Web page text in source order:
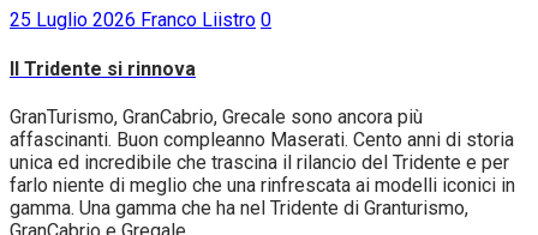
25 Luglio 2026 Franco Liistro 0
Il Tridente si rinnova
GranTurismo, GranCabrio, Grecale sono ancora più
affascinanti. Buon compleanno Maserati. Cento anni di storia
unica ed incredibile che trascina il rilancio del Tridente e per
farlo niente di meglio che una rinfrescata ai modelli iconici in
gamma. Una gamma che ha nel Tridente di Granturismo,